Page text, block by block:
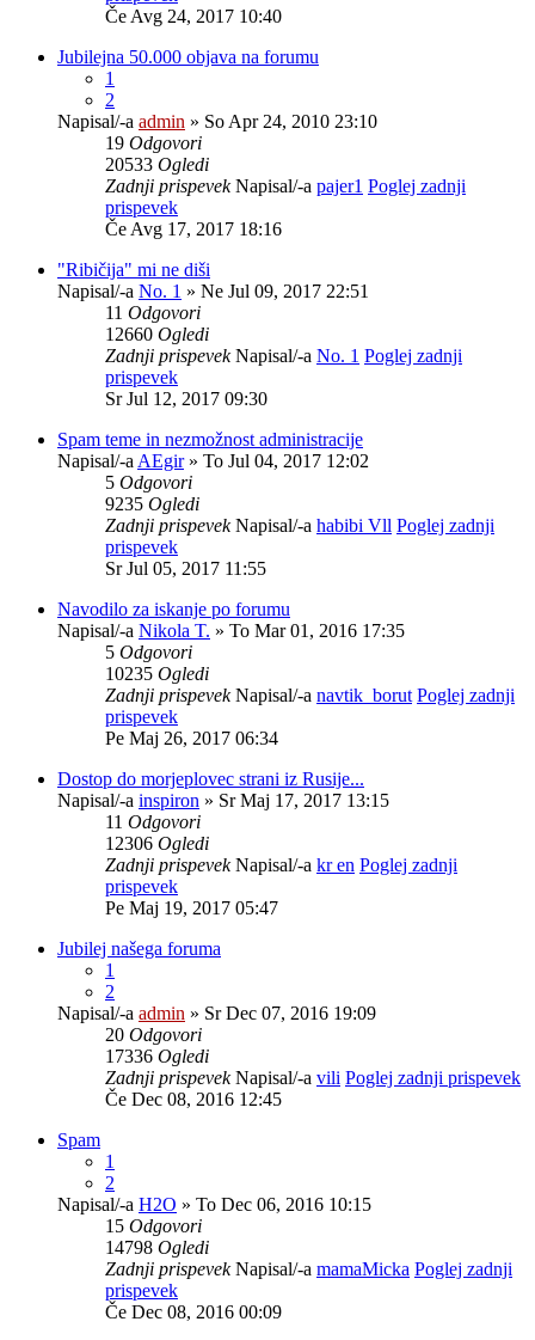
Če Avg 24, 2017 10:40
Jubilejna 50.000 objava na forumu
1
2
Napisal/-a admin » So Apr 24, 2010 23:10
19 Odgovori
20533 Ogledi
Zadnji prispevekNapisal/-a pajer1 Poglej zadnji
prispevek
Če Avg 17, 2017 18:16
"Ribičija" mi ne diši
Napisal/-a No. 1 » Ne Jul 09, 2017 22:51
11 Odgovori
12660 Ogledi
Zadnji prispevekNapisal/-a No. 1 Poglej zadnji
prispevek
Sr Jul 12, 2017 09:30
Spam teme in nezmožnost administracije
Napisal/-a AEgir» To Jul 04, 2017 12:02
5 Odgovori
9235 Ogledi
Zadnji prispevekNapisal/-a habibi Vll Poglej zadnji
prispevek
Sr Jul 05, 2017 11:55
Navodilo za iskanje po forumu
Napisal/-a Nikola T. » To Mar 01, 2016 17:35
5 Odgovori
10235 Ogledi
Zadnji prispevekNapisal/-a navtik_borut Poglej zadnji
prispevek
Pe Maj 26, 2017 06:34
Dostop do morjeplovec strani iz Rusije...
Napisal/-a inspiron » Sr Maj 17, 2017 13:15
11 Odgovori
12306 Ogledi
Zadnji prispevekNapisal/-a kr en Poglej zadnji
prispevek
Pe Maj 19, 2017 05:47
Jubilej našega foruma
1
2
Napisal/-a admin » Sr Dec 07, 2016 19:09
20 Odgovori
17336 Ogledi
Zadnji prispevekNapisal/-a vili Poglej zadnji prispevek
Če Dec 08, 2016 12:45
Spam
1
2
Napisal/-a H2O » To Dec 06, 2016 10:15
15 Odgovori
14798 Ogledi
Zadnji prispevekNapisal/-a mamaMicka Poglej zadnji
prispevek
Če Dec 08, 2016 00:09